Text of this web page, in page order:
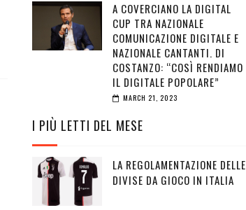
A COVERCIANO LA DIGITAL
CUP TRA NAZIONALE
COMUNICAZIONE DIGITALE E
NAZIONALE CANTANTI. DI
COSTANZO: “COSÌ RENDIAMO
IL DIGITALE POPOLARE”
MARCH 21, 2023
I PIÙ LETTI DEL MESE
LA REGOLAMENTAZIONE DELLE
DIVISE DA GIOCO IN ITALIA